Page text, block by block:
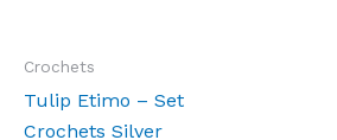
Crochets
Tulip Etimo – Set
Crochets Silver